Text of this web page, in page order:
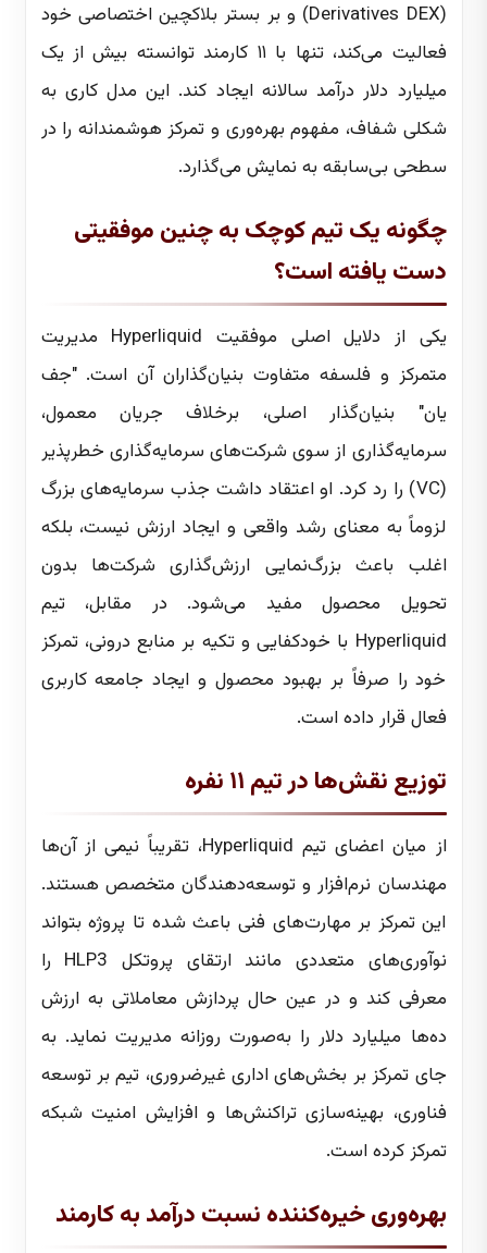
(Derivatives DEX) و بر بستر بلاکچین اختصاصی خود
فعالیت می‌کند، تنها با ۱۱ کارمند توانسته بیش از یک
میلیارد دلار درآمد سالانه ایجاد کند. این مدل کاری به
شکلی شفاف، مفهوم بهره‌وری و تمرکز هوشمندانه را در
سطحی بی‌سابقه به نمایش می‌گذارد.
چگونه یک تیم کوچک به چنین موفقیتی
دست یافته است؟
یکی از دلایل اصلی موفقیت Hyperliquid مدیریت
متمرکز و فلسفه متفاوت بنیان‌گذاران آن است. "جف
یان" بنیان‌گذار اصلی، برخلاف جریان معمول،
سرمایه‌گذاری از سوی شرکت‌های سرمایه‌گذاری خطرپذیر
(VC) را رد کرد. او اعتقاد داشت جذب سرمایه‌های بزرگ
لزوماً به معنای رشد واقعی و ایجاد ارزش نیست، بلکه
اغلب باعث بزرگ‌نمایی ارزش‌گذاری شرکت‌ها بدون
تحویل محصول مفید می‌شود. در مقابل، تیم
Hyperliquid با خودکفایی و تکیه بر منابع درونی، تمرکز
خود را صرفاً بر بهبود محصول و ایجاد جامعه کاربری
فعال قرار داده است.
توزیع نقش‌ها در تیم ۱۱ نفره
از میان اعضای تیم Hyperliquid، تقریباً نیمی از آن‌ها
مهندسان نرم‌افزار و توسعه‌دهندگان متخصص هستند.
این تمرکز بر مهارت‌های فنی باعث شده تا پروژه بتواند
نوآوری‌های متعددی مانند ارتقای پروتکل HLP3 را
معرفی کند و در عین حال پردازش معاملاتی به ارزش
ده‌ها میلیارد دلار را به‌صورت روزانه مدیریت نماید. به
جای تمرکز بر بخش‌های اداری غیرضروری، تیم بر توسعه
فناوری، بهینه‌سازی تراکنش‌ها و افزایش امنیت شبکه
تمرکز کرده است.
بهره‌وری خیره‌کننده نسبت درآمد به کارمند